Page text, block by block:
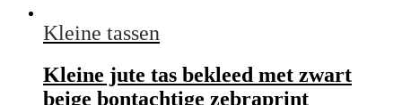
Kleine tassen
Kleine jute tas bekleed met zwart
beige bontachtige zebraprint